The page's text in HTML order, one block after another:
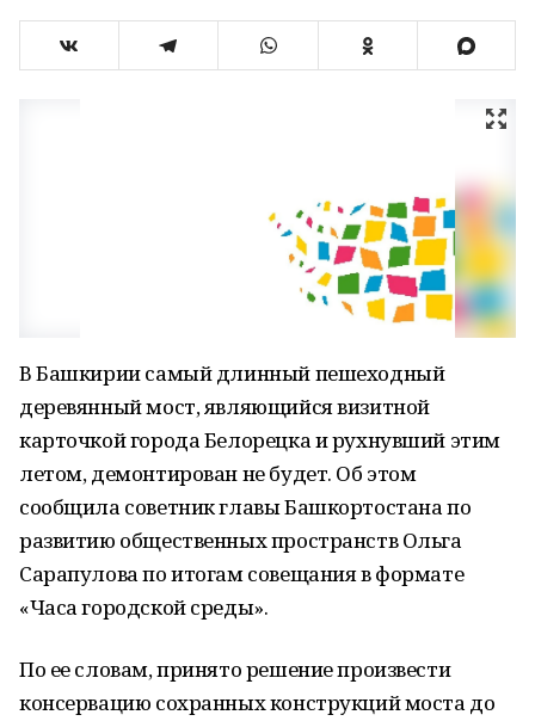
В Башкирии самый длинный пешеходный
деревянный мост, являющийся визитной
карточкой города Белорецка и рухнувший этим
летом, демонтирован не будет. Об этом
сообщила советник главы Башкортостана по
развитию общественных пространств Ольга
Сарапулова по итогам совещания в формате
«Часа городской среды».
По ее словам, принято решение произвести
консервацию сохранных конструкций моста до